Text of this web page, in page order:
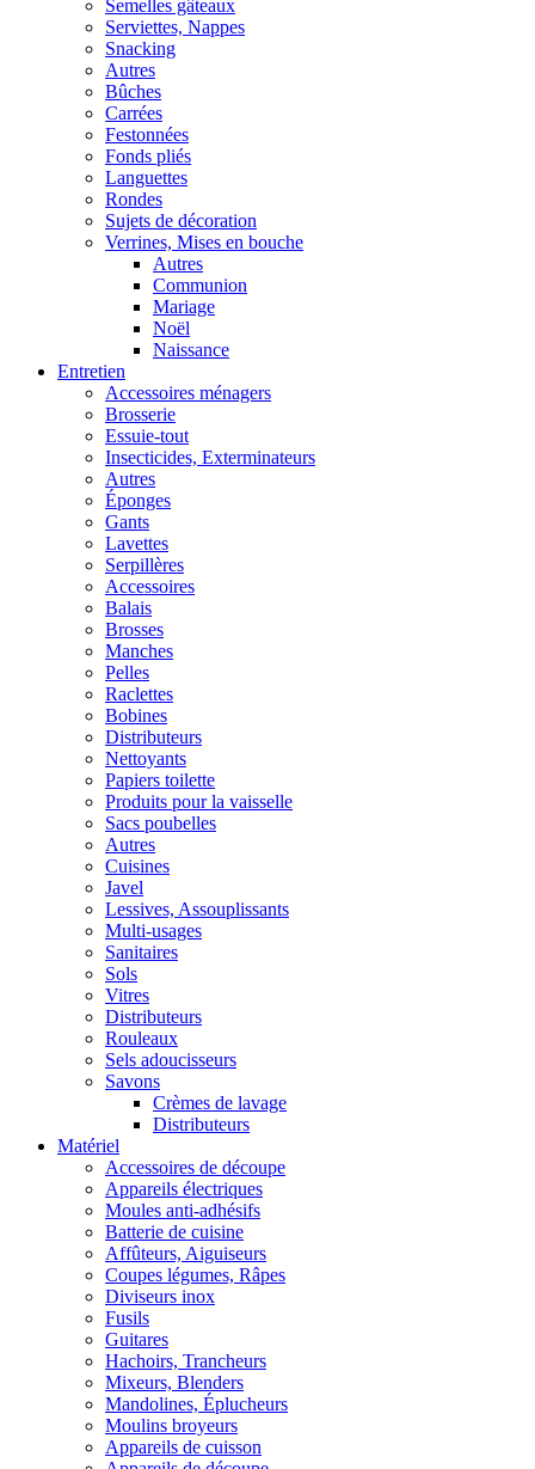
Semelles gâteaux
Serviettes, Nappes
Snacking
Autres
Bûches
Carrées
Festonnées
Fonds pliés
Languettes
Rondes
Sujets de décoration
Verrines, Mises en bouche
Autres
Communion
Mariage
Noël
Naissance
Entretien
Accessoires ménagers
Brosserie
Essuie-tout
Insecticides, Exterminateurs
Autres
Éponges
Gants
Lavettes
Serpillères
Accessoires
Balais
Brosses
Manches
Pelles
Raclettes
Bobines
Distributeurs
Nettoyants
Papiers toilette
Produits pour la vaisselle
Sacs poubelles
Autres
Cuisines
Javel
Lessives, Assouplissants
Multi-usages
Sanitaires
Sols
Vitres
Distributeurs
Rouleaux
Sels adoucisseurs
Savons
Crèmes de lavage
Distributeurs
Matériel
Accessoires de découpe
Appareils électriques
Moules anti-adhésifs
Batterie de cuisine
Affûteurs, Aiguiseurs
Coupes légumes, Râpes
Diviseurs inox
Fusils
Guitares
Hachoirs, Trancheurs
Mixeurs, Blenders
Mandolines, Éplucheurs
Moulins broyeurs
Appareils de cuisson